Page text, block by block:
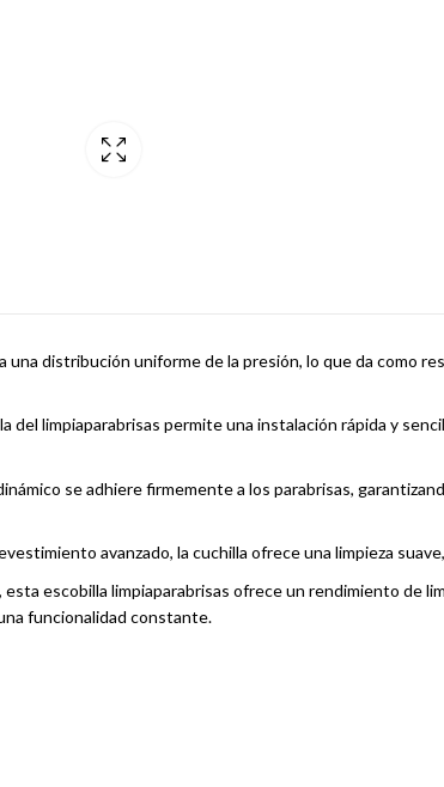
una distribución uniforme de la presión, lo que da como
del limpiaparabrisas permite una instalación rápida y
se adhiere firmemente a los parabrisas,
avanzado, la cuchilla ofrece una limpieza
escobilla limpiaparabrisas ofrece un rendimiento de
funcionalidad constante.